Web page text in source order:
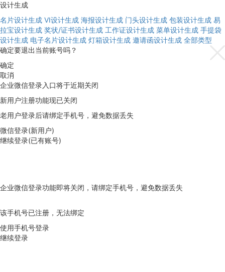
设计生成
名片设计生成 VI设计生成 海报设计生成 门头设计生成 包装设计生成 易
拉宝设计生成 奖状/证书设计生成 工作证设计生成 菜单设计生成 手提袋
设计生成 电子名片设计生成 灯箱设计生成 邀请函设计生成 全部类型
确定要退出当前账号吗？
确定
取消
企业微信登录入口将于近期关闭
新用户注册功能现已关闭
老用户登录后请绑定手机号，避免数据丢失
微信登录(新用户)
继续登录(已有账号)
企业微信登录功能即将关闭，请绑定手机号，避免数据丢失
该手机号已注册，无法绑定
使用手机号登录
继续登录